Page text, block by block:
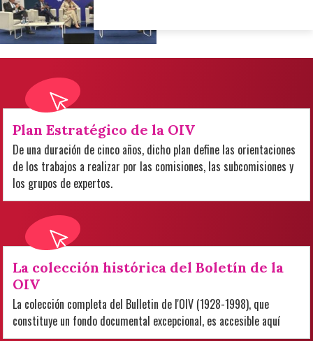
Plan Estratégico de la OIV
De una duración de cinco años, dicho plan define las orientaciones
de los trabajos a realizar por las comisiones, las subcomisiones y
los grupos de expertos.
La colección histórica del Boletín de la
OIV
La colección completa del Bulletin de l'OIV (1928-1998), que
constituye un fondo documental excepcional, es accesible aquí